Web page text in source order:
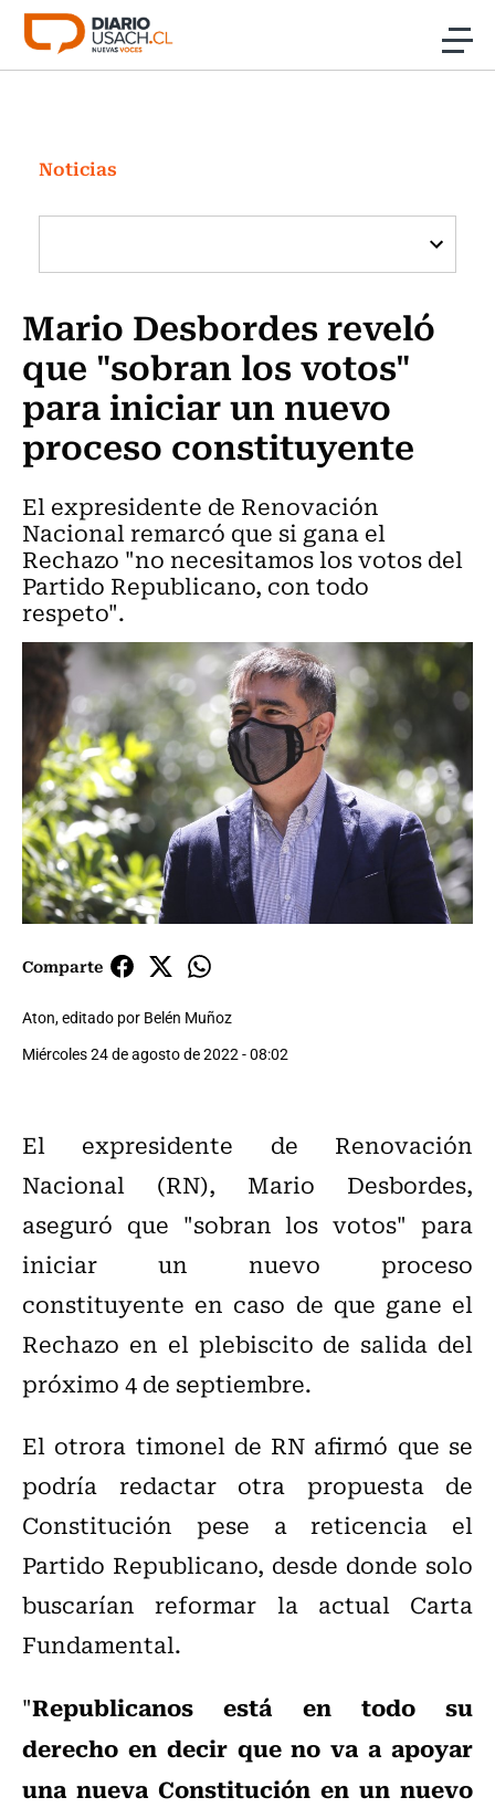
Click acá para ir directamente al contenido
Investigación
Cultura
Programas Radio y TV Usach
Noticias
Mario Desbordes reveló
que "sobran los votos"
para iniciar un nuevo
proceso constituyente
El expresidente de Renovación
Nacional remarcó que si gana el
Rechazo "no necesitamos los votos del
Partido Republicano, con todo
respeto".
Comparte
Aton, editado por Belén Muñoz
Miércoles 24 de agosto de 2022 - 08:02
El expresidente de Renovación
Nacional (RN), Mario Desbordes,
aseguró que "sobran los votos" para
iniciar un nuevo proceso
constituyente en caso de que gane el
Rechazo en el plebiscito de salida del
próximo 4 de septiembre.
El otrora timonel de RN afirmó que se
podría redactar otra propuesta de
Constitución pese a reticencia el
Partido Republicano, desde donde solo
buscarían reformar la actual Carta
Fundamental.
"Republicanos está en todo su
derecho en decir que no va a apoyar
una nueva Constitución en un nuevo